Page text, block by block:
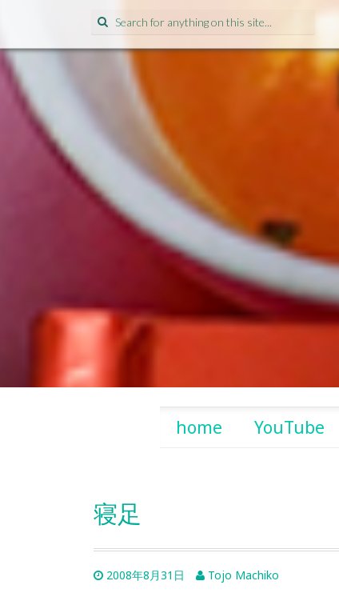
Search
for:
Skip
home YouTube
寝足
2008年8月31日 Tojo Machiko